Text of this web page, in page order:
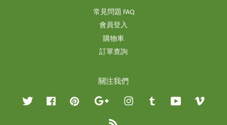
常見問題 FAQ
會員登入
購物車
訂單查詢
關注我們
Twitter Facebook Pinterest Google InstagramTumblr YouTube